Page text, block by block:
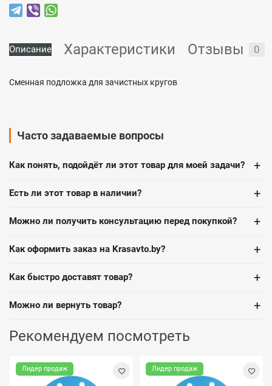
Описание Характеристики Отзывы 0
Сменная подложка для зачистных кругов
Часто задаваемые вопросы
Как понять, подойдёт ли этот товар для моей задачи? +
Есть ли этот товар в наличии? +
Можно ли получить консультацию перед покупкой? +
Как оформить заказ на Krasavto.by? +
Как быстро доставят товар? +
Можно ли вернуть товар? +
Рекомендуем посмотреть
Лидер продаж Лидер продаж